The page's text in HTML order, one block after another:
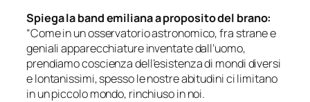
Spiega la band emiliana a proposito del brano:
“Come in un osservatorio astronomico, fra strane e
geniali apparecchiature inventate dall’uomo,
prendiamo coscienza dell’esistenza di mondi diversi
e lontanissimi, spesso le nostre abitudini ci limitano
in un piccolo mondo, rinchiuso in noi.